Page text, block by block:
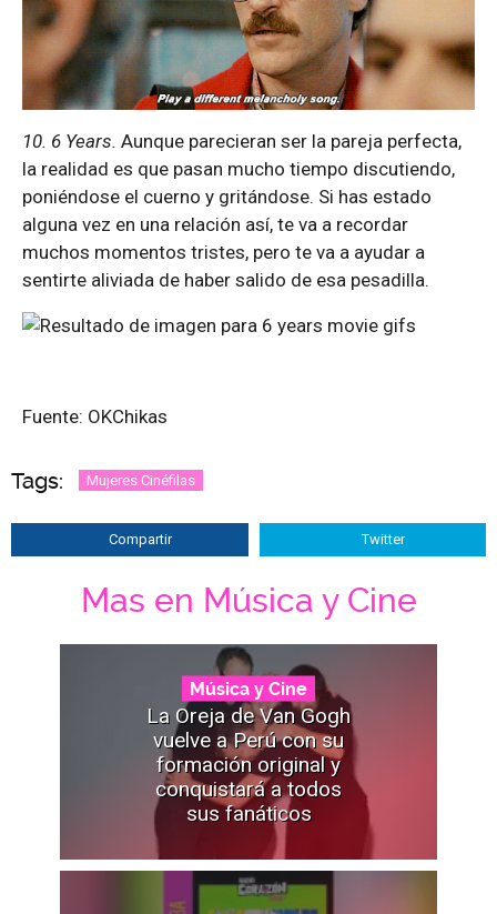
10. 6 Years. Aunque parecieran ser la pareja perfecta,
la realidad es que pasan mucho tiempo discutiendo,
poniéndose el cuerno y gritándose. Si has estado
alguna vez en una relación así, te va a recordar
muchos momentos tristes, pero te va a ayudar a
sentirte aliviada de haber salido de esa pesadilla.
Fuente: OKChikas
Tags: Mujeres Cinéfilas
Compartir Twitter
Mas en Música y Cine
Música y Cine
La Oreja de Van Gogh
vuelve a Perú con su
formación original y
conquistará a todos
sus fanáticos